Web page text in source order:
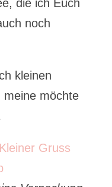
die ich Euch
noch
kleinen
meine möchte